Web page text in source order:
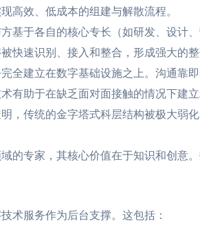
高效、低成本的组建与解散流程。
基于各自的核心专长（如研发、设计
快速识别、接入和整合，形成强大的整
全建立在数字基础设施之上。沟通靠
有助于在缺乏面对面接触的情况下建立
明，传统的金字塔式科层结构被极大
的专家，其核心价值在于知识和创意
术服务作为后台支撑。这包括：